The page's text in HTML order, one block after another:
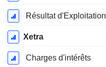
Résultat d'Exploitation
Xetra
Charges d'intérêts